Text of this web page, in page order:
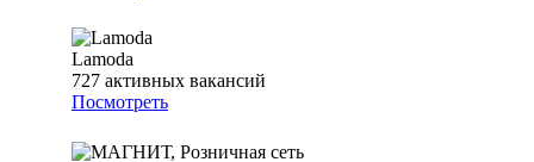
Lamoda
727 активных вакансий
Посмотреть